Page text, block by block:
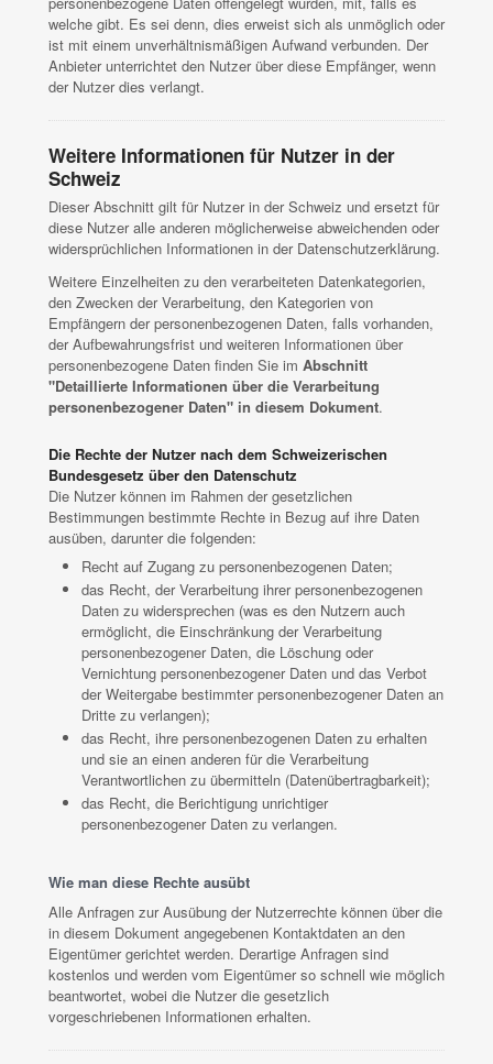
welche gibt. Es sei denn, dies erweist sich als unmöglich oder
ist mit einem unverhältnismäßigen Aufwand verbunden. Der
Anbieter unterrichtet den Nutzer über diese Empfänger, wenn
der Nutzer dies verlangt.
Weitere Informationen für Nutzer in der
Schweiz
Dieser Abschnitt gilt für Nutzer in der Schweiz und ersetzt für
diese Nutzer alle anderen möglicherweise abweichenden oder
widersprüchlichen Informationen in der Datenschutzerklärung.
Weitere Einzelheiten zu den verarbeiteten Datenkategorien,
den Zwecken der Verarbeitung, den Kategorien von
Empfängern der personenbezogenen Daten, falls vorhanden,
der Aufbewahrungsfrist und weiteren Informationen über
personenbezogene Daten finden Sie im Abschnitt
"Detaillierte Informationen über die Verarbeitung
personenbezogener Daten" in diesem Dokument.
Die Rechte der Nutzer nach dem Schweizerischen
Bundesgesetz über den Datenschutz
Die Nutzer können im Rahmen der gesetzlichen
Bestimmungen bestimmte Rechte in Bezug auf ihre Daten
ausüben, darunter die folgenden:
Recht auf Zugang zu personenbezogenen Daten;
das Recht, der Verarbeitung ihrer personenbezogenen
Daten zu widersprechen (was es den Nutzern auch
ermöglicht, die Einschränkung der Verarbeitung
personenbezogener Daten, die Löschung oder
Vernichtung personenbezogener Daten und das Verbot
der Weitergabe bestimmter personenbezogener Daten an
Dritte zu verlangen);
das Recht, ihre personenbezogenen Daten zu erhalten
und sie an einen anderen für die Verarbeitung
Verantwortlichen zu übermitteln (Datenübertragbarkeit);
das Recht, die Berichtigung unrichtiger
personenbezogener Daten zu verlangen.
Wie man diese Rechte ausübt
Alle Anfragen zur Ausübung der Nutzerrechte können über die
in diesem Dokument angegebenen Kontaktdaten an den
Eigentümer gerichtet werden. Derartige Anfragen sind
kostenlos und werden vom Eigentümer so schnell wie möglich
beantwortet, wobei die Nutzer die gesetzlich
vorgeschriebenen Informationen erhalten.